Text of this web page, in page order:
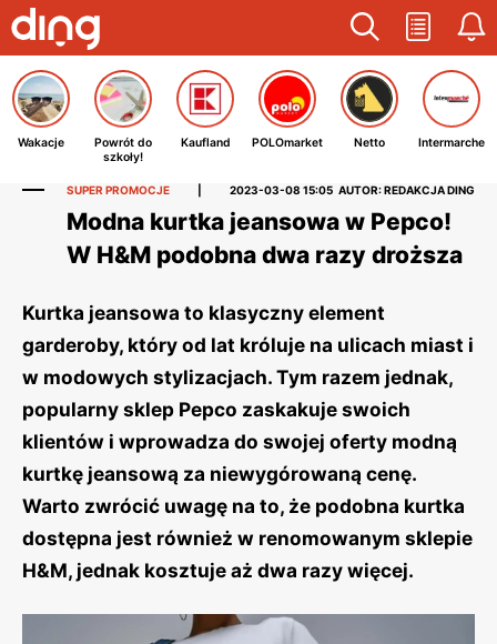
Wakacje
Powrót do
szkoły!
Kaufland POLOmarket Netto Intermarche
SUPER PROMOCJE 2023-03-08 15:05 AUTOR: REDAKCJA DING
Modna kurtka jeansowa w Pepco!
W H&M podobna dwa razy droższa
Kurtka jeansowa to klasyczny element
garderoby, który od lat króluje na ulicach miast i
w modowych stylizacjach. Tym razem jednak,
popularny sklep Pepco zaskakuje swoich
klientów i wprowadza do swojej oferty modną
kurtkę jeansową za niewygórowaną cenę.
Warto zwrócić uwagę na to, że podobna kurtka
dostępna jest również w renomowanym sklepie
H&M, jednak kosztuje aż dwa razy więcej.